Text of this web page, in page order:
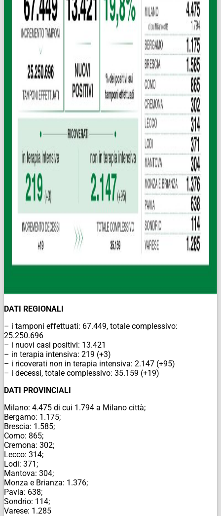
DATI REGIONALI
– i tamponi effettuati: 67.449, totale complessivo:
25.250.696
– i nuovi casi positivi: 13.421
– in terapia intensiva: 219 (+3)
– i ricoverati non in terapia intensiva: 2.147 (+95)
– i decessi, totale complessivo: 35.159 (+19)
DATI PROVINCIALI
Milano: 4.475 di cui 1.794 a Milano città;
Bergamo: 1.175;
Brescia: 1.585;
Como: 865;
Cremona: 302;
Lecco: 314;
Lodi: 371;
Mantova: 304;
Monza e Brianza: 1.376;
Pavia: 638;
Sondrio: 114;
Varese: 1.285